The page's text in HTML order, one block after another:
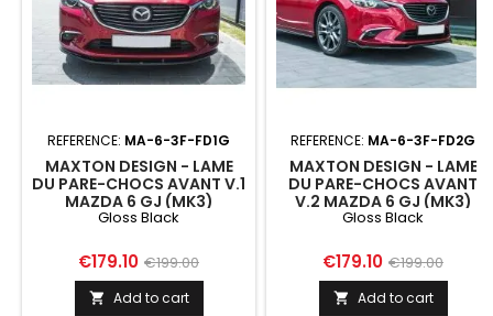
REFERENCE: MA-6-3F-FD1G
MAXTON DESIGN - LAME
DU PARE-CHOCS AVANT V.1
MAZDA 6 GJ (MK3)
FACELIFT
Gloss Black
Price
€179.10 Regular
price
€199.00
 Add to cart
REFERENCE: MA-6-3F-FD2G
MAXTON DESIGN - LAME
DU PARE-CHOCS AVANT
V.2 MAZDA 6 GJ (MK3)
FACELIFT
Gloss Black
Price
€179.10 Regular
price
€199.00
 Add to cart